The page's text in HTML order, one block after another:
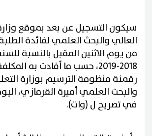
سيكون التسجيل عن بعد بموقع
العالي والبحث العلمي لفائدة
من يوم الاثنين المقبل بالنسبة
2018-2019، حسب ما أفادت به
رقمنة منظومة الترسيم بوزارة
والبحث العلمي أميرة القرمازي،
في تصريح ل (وات).